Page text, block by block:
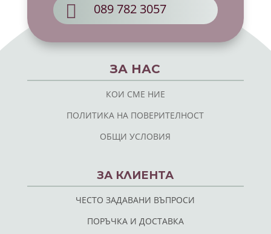
 089 782 3057
ЗА НАС
КОИ СМЕ НИЕ
ПОЛИТИКА НА ПОВЕРИТЕЛНОСТ
ОБЩИ УСЛОВИЯ
ЗА КЛИЕНТА
ЧЕСТО ЗАДАВАНИ ВЪПРОСИ
ПОРЪЧКА И ДОСТАВКА